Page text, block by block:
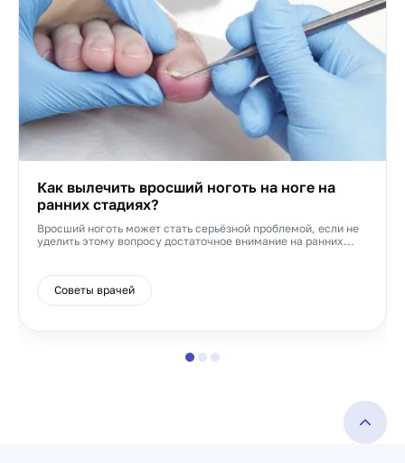
Как вылечить вросший ноготь на ноге на
ранних стадиях?
Вросший ноготь может стать серьёзной проблемой, если не
уделить этому вопросу достаточное внимание на ранних...
Советы врачей